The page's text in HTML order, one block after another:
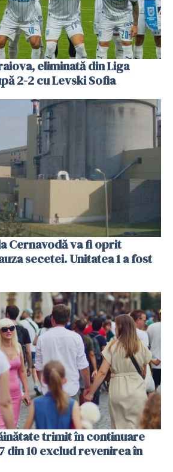
eliminată din Liga
2-2 cu Levski Sofia
Cernavodă va fi oprit
secetei. Unitatea 1 a fost
trimit în continuare
din 10 exclud revenirea în